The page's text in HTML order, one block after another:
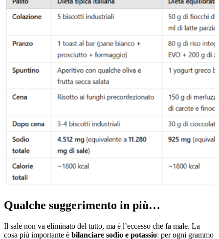
Qualche suggerimento in più…
Il sale non va eliminato del tutto, ma è l’eccesso che fa male. La
cosa più importante è bilanciare sodio e potassio: per ogni grammo